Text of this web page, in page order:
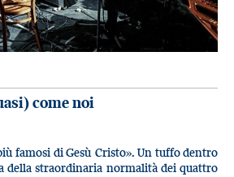
come noi
famosi di Gesù Cristo». Un tuffo dentro
della straordinaria normalità dei quattro